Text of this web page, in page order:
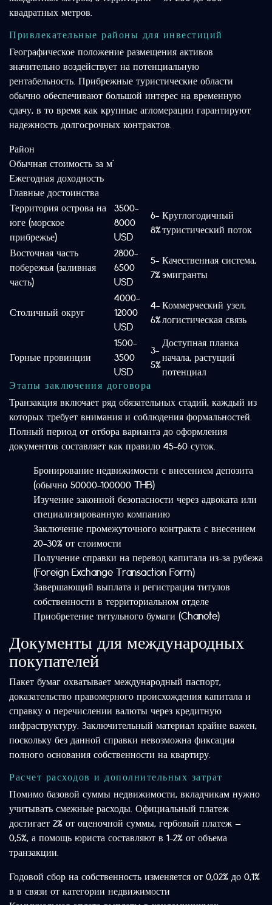
квадратных метров.
Привлекательные районы для инвестиций
Географическое положение размещения активов
значительно воздействует на потенциальную
рентабельность. Прибрежные туристические области
обычно обеспечивают большой интерес на временную
сдачу, в то время как крупные агломерации гарантируют
надежность долгосрочных контрактов.
Район
Обычная стоимость за м²
Ежегодная доходность
Главные достоинства
Территория острова на
юге (морское
прибрежье)
3500-
8000
USD
6-
8%
Круглогодичный
туристический поток
Восточная часть
побережья (заливная
часть)
2800-
6500
USD
5-
7%
Качественная система,
эмигранты
Столичный округ
4000-
12000
USD
4-
6%
Коммерческий узел,
логистическая связь
Горные провинции
1500-
3500
USD
3-
5%
Доступная планка
начала, растущий
потенциал
Этапы заключения договора
Транзакция включает ряд обязательных стадий, каждый из
которых требует внимания и соблюдения формальностей.
Полный период от отбора варианта до оформления
документов составляет как правило 45-60 суток.
Бронирование недвижимости с внесением депозита
(обычно 50000-100000 THB)
Изучение законной безопасности через адвоката или
специализированную компанию
Заключение промежуточного контракта с внесением
20-30% от стоимости
Получение справки на перевод капитала из-за рубежа
(Foreign Exchange Transaction Form)
Завершающий выплата и регистрация титулов
собственности в территориальном отделе
Приобретение титульного бумаги (Chanote)
Документы для международных
покупателей
Пакет бумаг охватывает международный паспорт,
доказательство правомерного происхождения капитала и
справку о перечислении валюты через кредитную
инфраструктуру. Заключительный материал крайне важен,
поскольку без данной справки невозможна фиксация
полного основания собственности на квартиру.
Расчет расходов и дополнительных затрат
Помимо базовой суммы недвижимости, вкладчикам нужно
учитывать смежные расходы. Официальный платеж
достигает 2% от оценочной суммы, гербовый платеж —
0,5%, а помощь юриста составляют в 1-2% от объема
транзакции.
Годовой сбор на собственность изменяется от 0,02% до 0,1%
в в связи от категории недвижимости